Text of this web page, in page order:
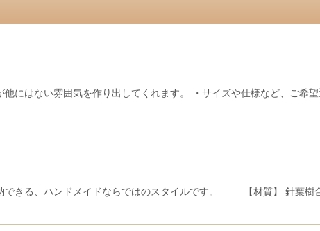
にはない雰囲気を作り出してくれます。 ・サイズや仕様など、ご希
できる、ハンドメイドならではのスタイルです。 【材質】 針葉樹